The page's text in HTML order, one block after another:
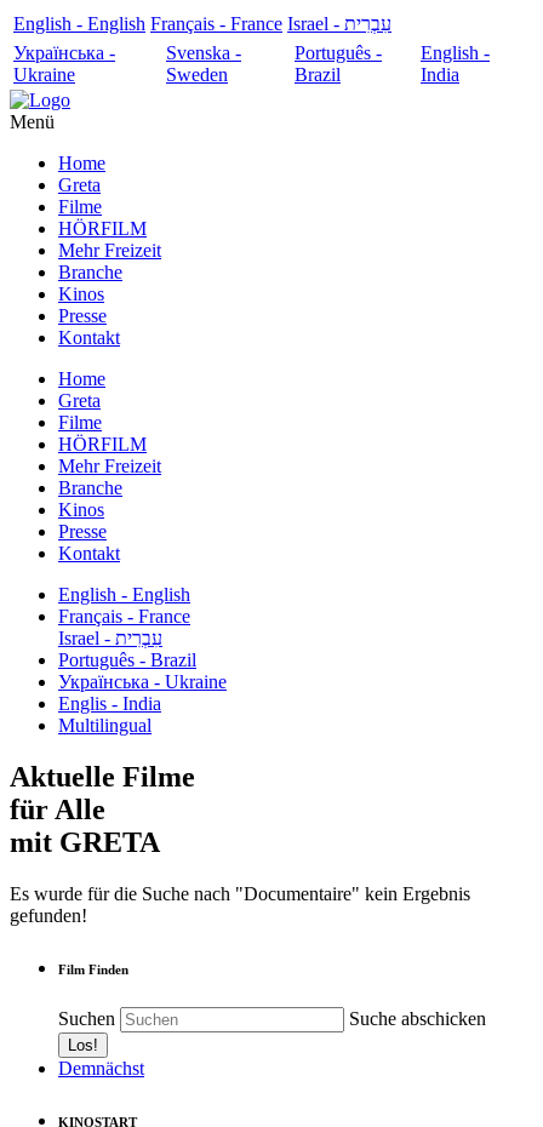
English - English Français - France
עִבְרִית - Israel
Українська -
Ukraine
Svenska -
Sweden
Português -
Brazil
English -
India
Menü
Home
Greta
Filme
HÖRFILM
Mehr Freizeit
Branche
Kinos
Presse
Kontakt
Home
Greta
Filme
HÖRFILM
Mehr Freizeit
Branche
Kinos
Presse
Kontakt
English - English
Français - France
עִבְרִית - Israel
Português - Brazil
Українська - Ukraine
Englis - India
Multilingual
Aktuelle Filme
für Alle
mit GRETA
Es wurde für die Suche nach "Documentaire" kein Ergebnis
gefunden!
Film Finden
Suchen Suche abschicken
Demnächst
KINOSTART